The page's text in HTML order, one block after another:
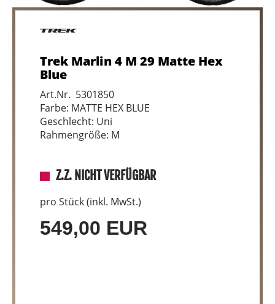
Trek Marlin 4 M 29 Matte Hex
Blue
Art.Nr. 5301850
Farbe: MATTE HEX BLUE
Geschlecht: Uni
Rahmengröße: M
Z.Z. NICHT VERFÜGBAR
pro Stück (inkl. MwSt.)
549,00 EUR